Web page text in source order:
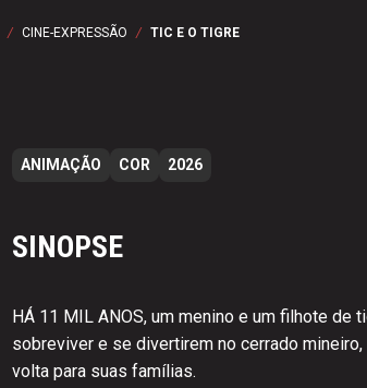
/ CINE-EXPRESSÃO / TIC E O TIGRE
ANIMAÇÃO COR 2026
SINOPSE
HÁ 11 MIL ANOS, um menino e um filhote
sobreviver e se divertirem no cerrado
volta para suas famílias.